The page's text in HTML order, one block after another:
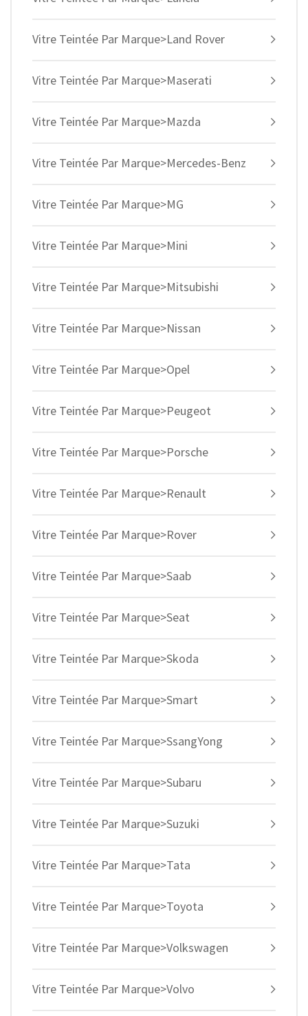
Vitre Teintée Par Marque>Land Rover
Vitre Teintée Par Marque>Maserati
Vitre Teintée Par Marque>Mazda
Vitre Teintée Par Marque>Mercedes-Benz
Vitre Teintée Par Marque>MG
Vitre Teintée Par Marque>Mini
Vitre Teintée Par Marque>Mitsubishi
Vitre Teintée Par Marque>Nissan
Vitre Teintée Par Marque>Opel
Vitre Teintée Par Marque>Peugeot
Vitre Teintée Par Marque>Porsche
Vitre Teintée Par Marque>Renault
Vitre Teintée Par Marque>Rover
Vitre Teintée Par Marque>Saab
Vitre Teintée Par Marque>Seat
Vitre Teintée Par Marque>Skoda
Vitre Teintée Par Marque>Smart
Vitre Teintée Par Marque>SsangYong
Vitre Teintée Par Marque>Subaru
Vitre Teintée Par Marque>Suzuki
Vitre Teintée Par Marque>Tata
Vitre Teintée Par Marque>Toyota
Vitre Teintée Par Marque>Volkswagen
Vitre Teintée Par Marque>Volvo